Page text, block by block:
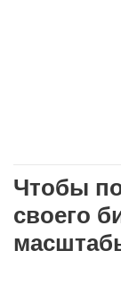
Чтобы
своего